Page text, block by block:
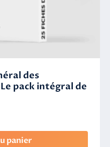
des
pack intégral de
panier